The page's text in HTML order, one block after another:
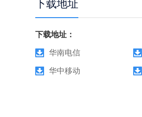
下载地址
下载地址：
华南电信
华中移动